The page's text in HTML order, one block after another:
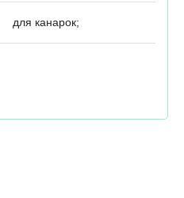
для канарок;